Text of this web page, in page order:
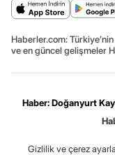
Haberler.com:
ve en güncel gelişmeler
Haber: Doğanyurt
Gizlilik ve çerez